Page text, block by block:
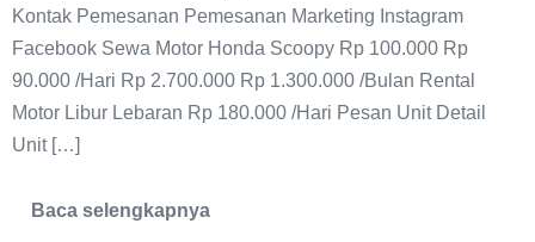
Kontak Pemesanan Pemesanan Marketing Instagram
Facebook Sewa Motor Honda Scoopy Rp 100.000 Rp
90.000 /Hari Rp 2.700.000 Rp 1.300.000 /Bulan Rental
Motor Libur Lebaran Rp 180.000 /Hari Pesan Unit Detail
Unit […]
Baca selengkapnya
Sewa